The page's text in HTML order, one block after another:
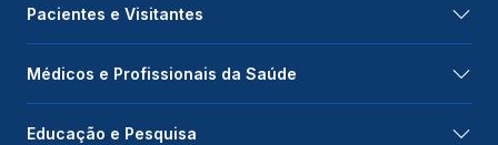
Pacientes e Visitantes
Médicos e Profissionais da Saúde
Educação e Pesquisa